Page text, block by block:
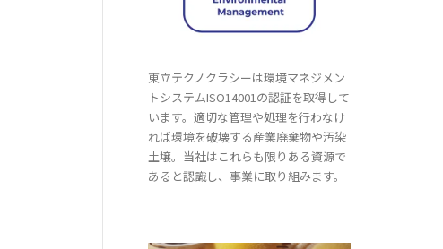
東立テクノクラシーは環境マネジメン
トシステムISO14001の認証を取得して
います。適切な管理や処理を行わなけ
れば環境を破壊する産業廃棄物や汚染
土壌。当社はこれらも限りある資源で
あると認識し、事業に取り組みます。